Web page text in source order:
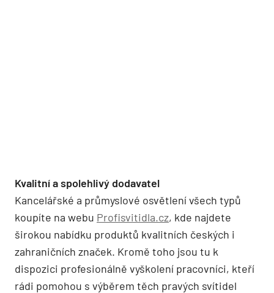
Kvalitní a spolehlivý dodavatel
Kancelářské a průmyslové osvětlení všech typů
koupíte na webu Profisvitidla.cz, kde najdete
širokou nabídku produktů kvalitních českých i
zahraničních značek. Kromě toho jsou tu k
dispozici profesionálně vyškolení pracovníci, kteří
rádi pomohou s výběrem těch pravých svítidel